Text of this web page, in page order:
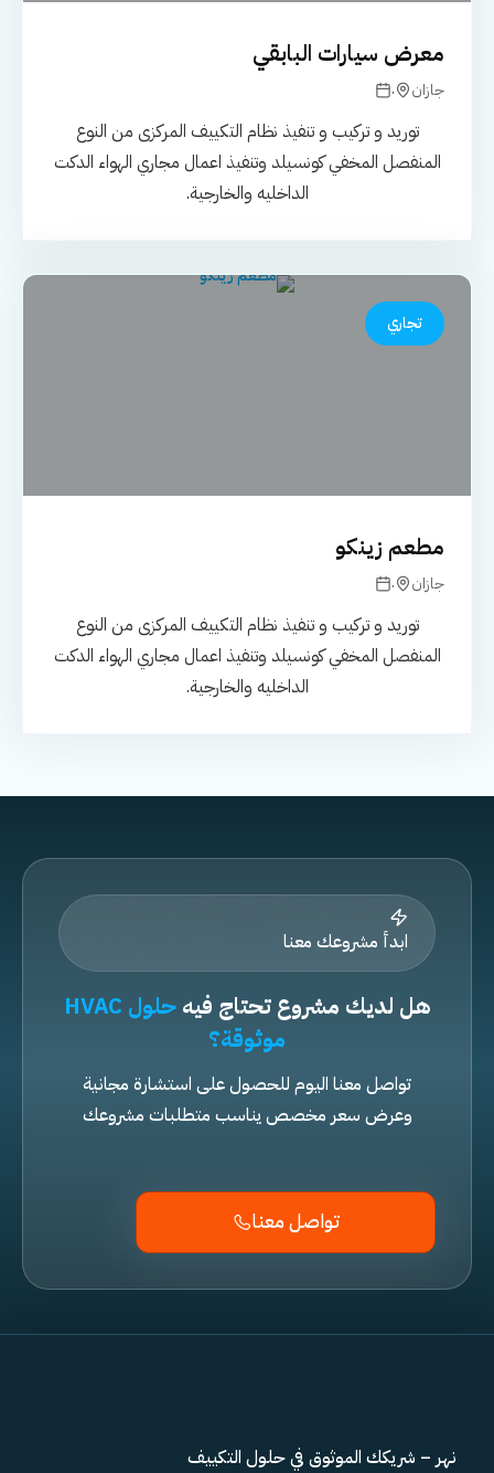
معرض سيارات البابقي
جازان
.
توريد و تركيب و تنفيذ نظام التكييف المركزى من النوع
المنفصل المخفي كونسيلد وتنفيذ اعمال مجاري الهواء الدكت
الداخليه والخارجية.
تجاري
مطعم زينكو
جازان
.
توريد و تركيب و تنفيذ نظام التكييف المركزى من النوع
المنفصل المخفي كونسيلد وتنفيذ اعمال مجاري الهواء الدكت
الداخليه والخارجية.
ابدأ مشروعك معنا
هل لديك مشروع تحتاج فيه
حلول HVAC
موثوقة؟
تواصل معنا اليوم للحصول على استشارة مجانية
وعرض سعر مخصص يناسب متطلبات مشروعك
تواصل معنا
نهر – شريكك الموثوق في حلول التكييف